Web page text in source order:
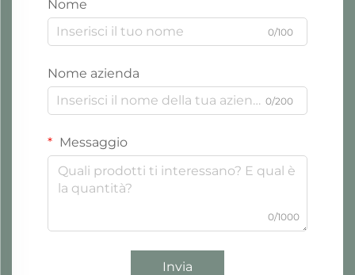
Nome
0/100
Nome azienda
0/200
Messaggio
0/1000
Invia